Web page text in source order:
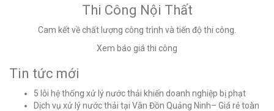
Thi Công Nội Thất
Cam kết về chất lượng công trình và tiến độ thi công.
Xem báo giá thi công
Tin tức mới
5 lỗi hệ thống xử lý nước thải khiến doanh nghiệp bị phạt
Dịch vụ xử lý nước thải tại Vân Đồn Quảng Ninh– Giá rẻ toàn